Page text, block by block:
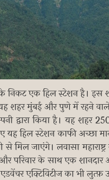
निकट एक हिल स्टेशन है। इस
यह शहर मुंबई और पुणे में रहने
द्वारा किया है। यह शहर
यह हिल स्टेशन काफी अच्छा
मिल जाएंगे। लवासा
परिवार के साथ एक
एक्टिविटीज का भी लुत्फ़